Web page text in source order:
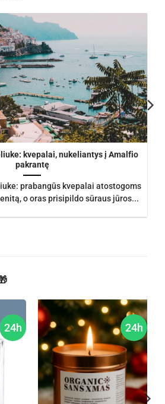
kvepalai, nukeliantys į Amalfio
pakrantę
prabangūs kvepalai atostogoms
o oras prisipildo sūraus jūros...
24h 24h